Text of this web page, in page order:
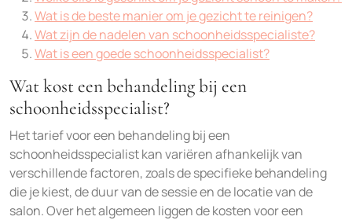
Wat is de beste manier om je gezicht te reinigen?
Wat zijn de nadelen van schoonheidsspecialiste?
Wat is een goede schoonheidsspecialist?
Wat kost een behandeling bij een
schoonheidsspecialist?
Het tarief voor een behandeling bij een
schoonheidsspecialist kan variëren afhankelijk van
verschillende factoren, zoals de specifieke behandeling
die je kiest, de duur van de sessie en de locatie van de
salon. Over het algemeen liggen de kosten voor een